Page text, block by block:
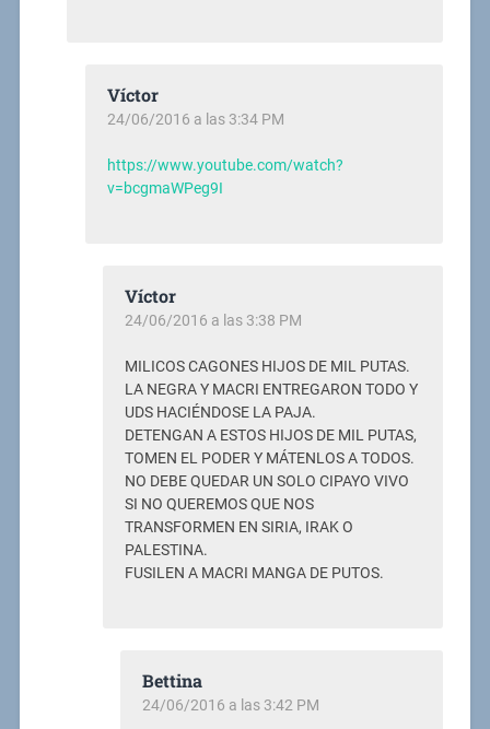
Víctor
24/06/2016 a las 3:34 PM
https://www.youtube.com/watch?
v=bcgmaWPeg9I
Víctor
24/06/2016 a las 3:38 PM
MILICOS CAGONES HIJOS DE MIL PUTAS.
LA NEGRA Y MACRI ENTREGARON TODO Y
UDS HACIÉNDOSE LA PAJA.
DETENGAN A ESTOS HIJOS DE MIL PUTAS,
TOMEN EL PODER Y MÁTENLOS A TODOS.
NO DEBE QUEDAR UN SOLO CIPAYO VIVO
SI NO QUEREMOS QUE NOS
TRANSFORMEN EN SIRIA, IRAK O
PALESTINA.
FUSILEN A MACRI MANGA DE PUTOS.
Bettina
24/06/2016 a las 3:42 PM